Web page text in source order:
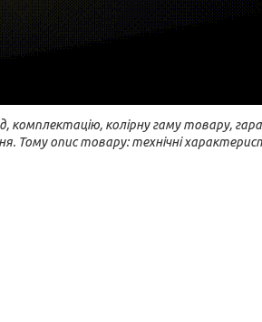
колірну гаму товару,
Тому опис товару: технічні